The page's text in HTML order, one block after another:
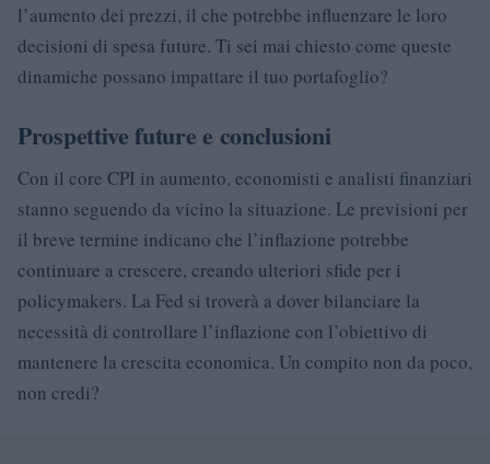
l’aumento dei prezzi, il che potrebbe influenzare le loro
decisioni di spesa future. Ti sei mai chiesto come queste
dinamiche possano impattare il tuo portafoglio?
Prospettive future e conclusioni
Con il core CPI in aumento, economisti e analisti finanziari
stanno seguendo da vicino la situazione. Le previsioni per
il breve termine indicano che l’inflazione potrebbe
continuare a crescere, creando ulteriori sfide per i
policymakers. La Fed si troverà a dover bilanciare la
necessità di controllare l’inflazione con l’obiettivo di
mantenere la crescita economica. Un compito non da poco,
non credi?